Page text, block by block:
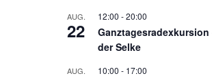
AUG.
22
12:00 -20:00
der Selke
AUG. 10:00 - 17:00